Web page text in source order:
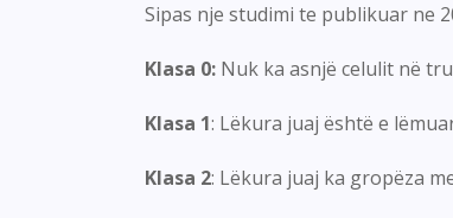
Sipas nje studimi te publikuar ne
Klasa 0: Nuk ka asnjë celulit në
Klasa 1: Lëkura juaj është e
Klasa 2: Lëkura juaj ka gropëza